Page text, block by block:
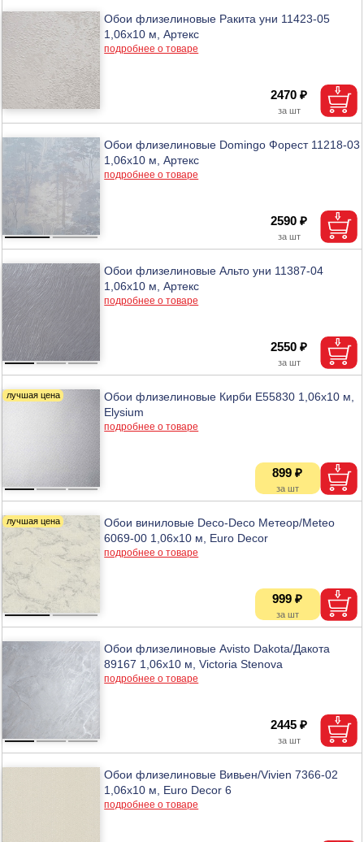
Обои флизелиновые Ракита уни 11423-05
1,06х10 м, Артекс
подробнее о товаре
2470 ₽
Обои флизелиновые Domingo Форест 11218-03
1,06х10 м, Артекс
подробнее о товаре
2590 ₽
Обои флизелиновые Альто уни 11387-04
1,06х10 м, Артекс
подробнее о товаре
2550 ₽
Обои флизелиновые Кирби Е55830 1,06х10 м,
Elysium
подробнее о товаре
899 ₽
Обои виниловые Deco-Deco Метеор/Meteo
6069-00 1,06х10 м, Euro Decor
подробнее о товаре
999 ₽
Обои флизелиновые Avisto Dakota/Дакота
89167 1,06х10 м, Victoria Stenova
подробнее о товаре
2445 ₽
Обои флизелиновые Вивьен/Vivien 7366-02
1,06х10 м, Euro Decor 6
подробнее о товаре